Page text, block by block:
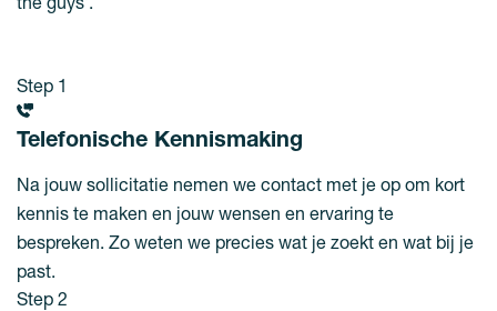
Step 1
Telefonische Kennismaking
Na jouw sollicitatie nemen we contact met je op om kort
kennis te maken en jouw wensen en ervaring te
bespreken. Zo weten we precies wat je zoekt en wat bij je
past.
Step 2